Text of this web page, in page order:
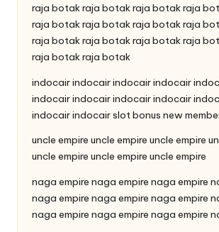
raja botakraja botakraja botakraja
raja botakraja botakraja botakraja
raja botakraja botakraja botakraja
raja botakraja botak
indocairindocairindocairindocair
indocairindocairindocairindocair
indocairindocairslot bonus new
uncle empire uncle empire uncle empire
uncle empire uncle empire uncle empire
naga empire naga empire naga empire
naga empire naga empire naga empire
naga empire naga empire naga empire